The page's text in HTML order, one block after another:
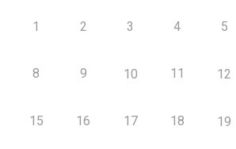
1 2 3 4 5
8 9 10 11 12
15 16 17 18 19